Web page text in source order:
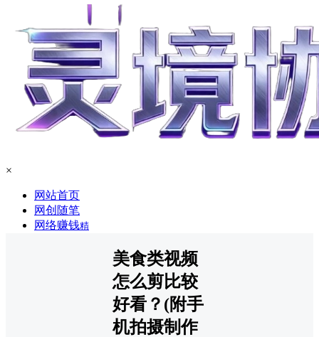
×
网站首页
网创随笔
网络赚钱精
美食类视频
怎么剪比较
好看？(附手
机拍摄制作